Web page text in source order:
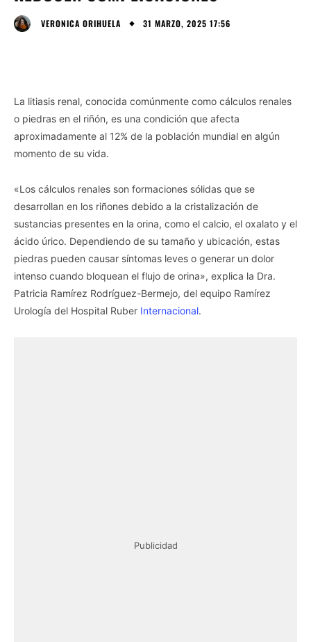
VERONICA ORIHUELA 31 MARZO, 2025 17:56
La litiasis renal, conocida comúnmente como cálculos renales
o piedras en el riñón, es una condición que afecta
aproximadamente al 12% de la población mundial en algún
momento de su vida.
«Los cálculos renales son formaciones sólidas que se
desarrollan en los riñones debido a la cristalización de
sustancias presentes en la orina, como el calcio, el oxalato y el
ácido úrico. Dependiendo de su tamaño y ubicación, estas
piedras pueden causar síntomas leves o generar un dolor
intenso cuando bloquean el flujo de orina», explica la Dra.
Patricia Ramírez Rodríguez-Bermejo, del equipo Ramírez
Urología del Hospital Ruber Internacional.
Publicidad